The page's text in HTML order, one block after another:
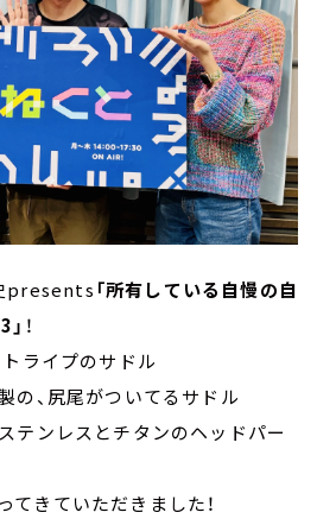
presents 「所有している自慢の自
！
ライプのサドル
の、尻尾がついてるサドル
テンレスとチタンのヘッドパー
てきていただきました！